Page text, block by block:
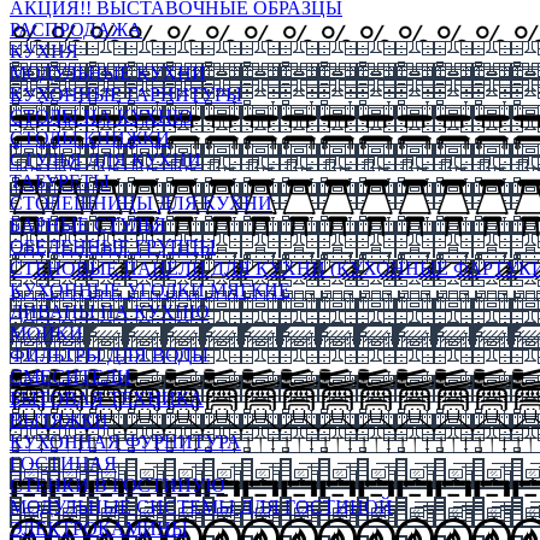
АКЦИЯ!! ВЫСТАВОЧНЫЕ ОБРАЗЦЫ
РАСПРОДАЖА
КУХНЯ
МОДУЛЬНЫЕ КУХНИ
КУХОННЫЕ ГАРНИТУРЫ
СТОЛЫ НА КУХНЮ
СТОЛЫ КНИЖКИ
СТУЛЬЯ ДЛЯ КУХНИ
ТАБУРЕТЫ
СТОЛЕШНИЦЫ ДЛЯ КУХНИ
БАРНЫЕ СТУЛЬЯ
ОБЕДЕННЫЕ ГРУППЫ
СТЕНОВЫЕ ПАНЕЛИ ДЛЯ КУХНИ (КУХОННЫЕ
КУХОННЫЕ УГОЛКИ МЯГКИЕ
ДИВАНЫ НА КУХНЮ
МОЙКИ
ФИЛЬТРЫ ДЛЯ ВОДЫ
СМЕСИТЕЛИ
БЫТОВАЯ ТЕХНИКА
ВЫТЯЖКИ
КУХОННАЯ ФУРНИТУРА
ГОСТИНАЯ
СТЕНКИ В ГОСТИНУЮ
МОДУЛЬНЫЕ СИСТЕМЫ ДЛЯ ГОСТИНОЙ
ЭЛЕКТРОКАМИНЫ